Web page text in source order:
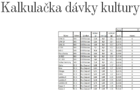
Kalkulačka dávky kultury